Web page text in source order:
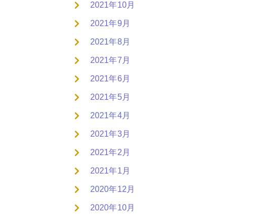
2021年10月
2021年9月
2021年8月
2021年7月
2021年6月
2021年5月
2021年4月
2021年3月
2021年2月
2021年1月
2020年12月
2020年10月